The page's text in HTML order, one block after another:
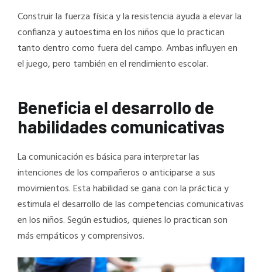
Construir la fuerza física y la resistencia ayuda a elevar la
confianza y autoestima en los niños que lo practican
tanto dentro como fuera del campo. Ambas influyen en
el juego, pero también en el rendimiento escolar.
Beneficia el desarrollo de
habilidades comunicativas
La comunicación es básica para interpretar las
intenciones de los compañeros o anticiparse a sus
movimientos. Esta habilidad se gana con la práctica y
estimula el desarrollo de las competencias comunicativas
en los niños. Según estudios, quienes lo practican son
más empáticos y comprensivos.